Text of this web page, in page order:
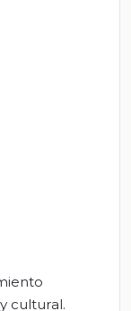
cultural.